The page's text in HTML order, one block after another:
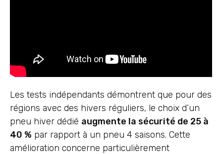
Les tests indépendants démontrent que pour des
régions avec des hivers réguliers, le choix d’un
pneu hiver dédié augmente la sécurité de 25 à
40 % par rapport à un pneu 4 saisons. Cette
amélioration concerne particulièrement